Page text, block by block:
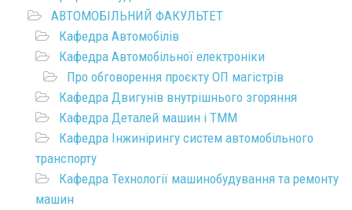
АВТОМОБІЛЬНИЙ ФАКУЛЬТЕТ
Кафедра Автомобілів
Кафедра Автомобільної електроніки
Про обговорення проєкту ОП магістрів
Кафедра Двигунів внутрішнього згоряння
Кафедра Деталей машин і ТММ
Кафедра Інжинірингу систем автомобільного
транспорту
Кафедра Технології машинобудування та ремонту
машин